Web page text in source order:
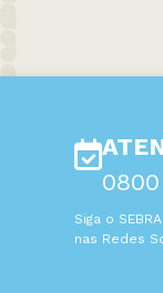
Siga o
nas Redes